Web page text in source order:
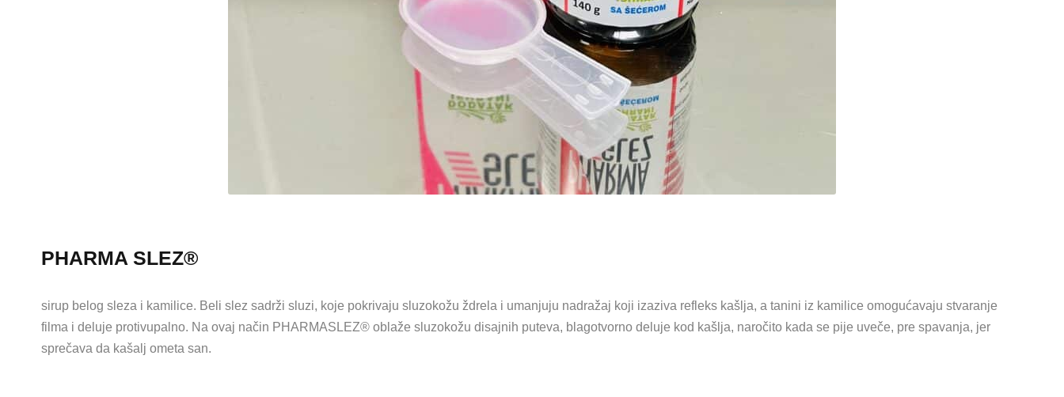
PHARMA SLEZ®
sirup belog sleza i kamilice. Beli slez sadrži sluzi, koje pokrivaju sluzokožu ždrela i umanjuju nadražaj koji izaziva refleks kašlja, a tanini iz kamilice omogućavaju stvaranje
filma i deluje protivupalno. Na ovaj način PHARMASLEZ® oblaže sluzokožu disajnih puteva, blagotvorno deluje kod kašlja, naročito kada se pije uveče, pre spavanja, jer
sprečava da kašalj ometa san.